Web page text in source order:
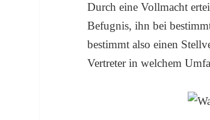
Durch eine Vollmacht
Befugnis, ihn bei
bestimmt also einen
Vertreter in welchem